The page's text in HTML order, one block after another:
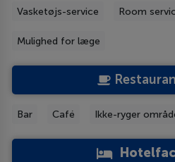
Vasketøjs-service Room
Mulighed for læge
Bar Café Ikke-ryger